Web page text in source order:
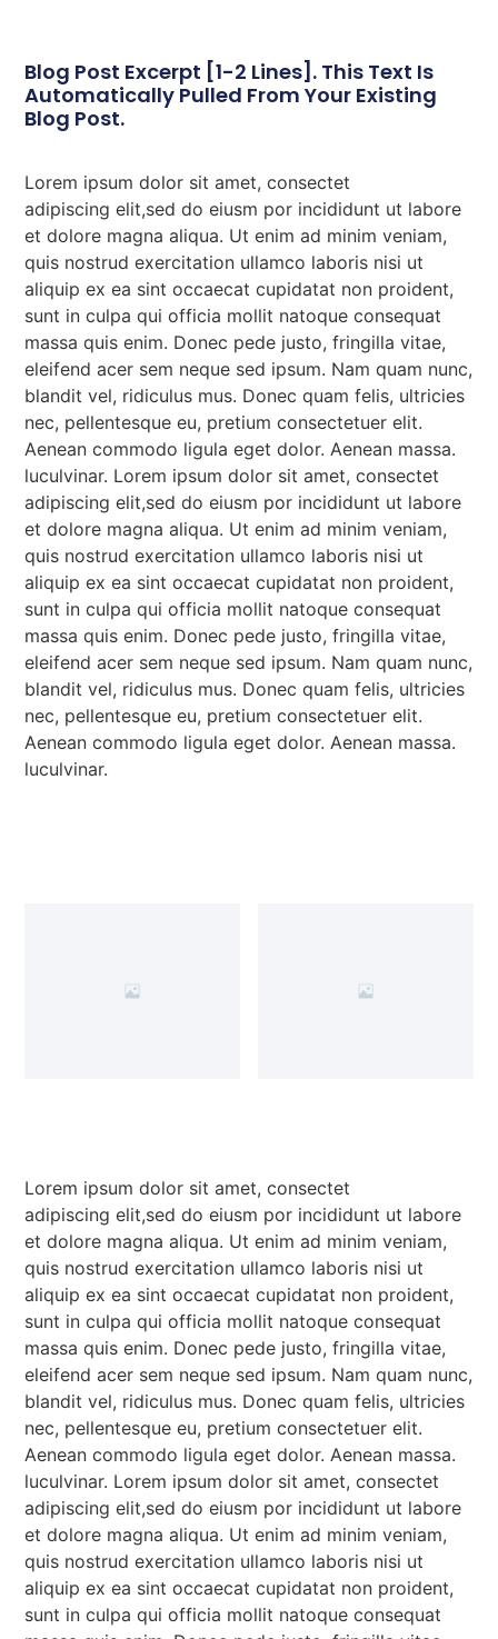
Blog Post Excerpt [1-2 Lines]. This Text Is
Automatically Pulled From Your Existing
Blog Post.
Lorem ipsum dolor sit amet, consectet
adipiscing elit,sed do eiusm por incididunt ut labore
et dolore magna aliqua. Ut enim ad minim veniam,
quis nostrud exercitation ullamco laboris nisi ut
aliquip ex ea sint occaecat cupidatat non proident,
sunt in culpa qui officia mollit natoque consequat
massa quis enim. Donec pede justo, fringilla vitae,
eleifend acer sem neque sed ipsum. Nam quam nunc,
blandit vel, ridiculus mus. Donec quam felis, ultricies
nec, pellentesque eu, pretium consectetuer elit.
Aenean commodo ligula eget dolor. Aenean massa.
luculvinar. Lorem ipsum dolor sit amet, consectet
adipiscing elit,sed do eiusm por incididunt ut labore
et dolore magna aliqua. Ut enim ad minim veniam,
quis nostrud exercitation ullamco laboris nisi ut
aliquip ex ea sint occaecat cupidatat non proident,
sunt in culpa qui officia mollit natoque consequat
massa quis enim. Donec pede justo, fringilla vitae,
eleifend acer sem neque sed ipsum. Nam quam nunc,
blandit vel, ridiculus mus. Donec quam felis, ultricies
nec, pellentesque eu, pretium consectetuer elit.
Aenean commodo ligula eget dolor. Aenean massa.
luculvinar.
Lorem ipsum dolor sit amet, consectet
adipiscing elit,sed do eiusm por incididunt ut labore
et dolore magna aliqua. Ut enim ad minim veniam,
quis nostrud exercitation ullamco laboris nisi ut
aliquip ex ea sint occaecat cupidatat non proident,
sunt in culpa qui officia mollit natoque consequat
massa quis enim. Donec pede justo, fringilla vitae,
eleifend acer sem neque sed ipsum. Nam quam nunc,
blandit vel, ridiculus mus. Donec quam felis, ultricies
nec, pellentesque eu, pretium consectetuer elit.
Aenean commodo ligula eget dolor. Aenean massa.
luculvinar. Lorem ipsum dolor sit amet, consectet
adipiscing elit,sed do eiusm por incididunt ut labore
et dolore magna aliqua. Ut enim ad minim veniam,
quis nostrud exercitation ullamco laboris nisi ut
aliquip ex ea sint occaecat cupidatat non proident,
sunt in culpa qui officia mollit natoque consequat